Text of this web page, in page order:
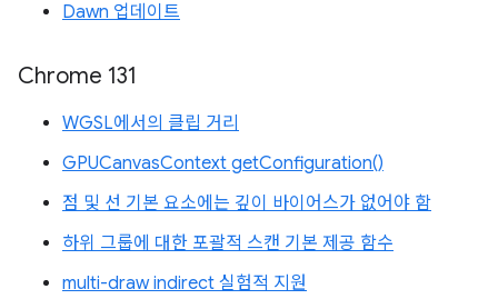
Dawn 업데이트
Chrome 131
WGSL에서의 클립 거리
GPUCanvasContext getConfiguration()
점 및 선 기본 요소에는 깊이 바이어스가 없어야 함
하위 그룹에 대한 포괄적 스캔 기본 제공 함수
multi-draw indirect 실험적 지원